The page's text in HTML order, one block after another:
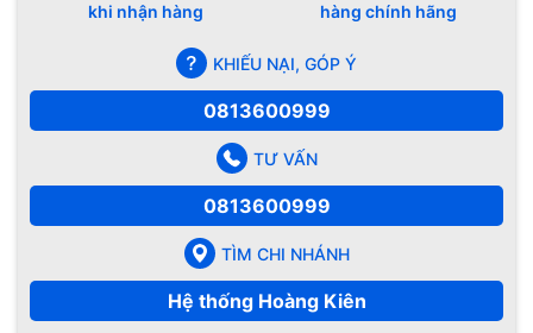
khi nhận hàng
hàng chính hãng
KHIẾU NẠI, GÓP Ý
0813600999
TƯ VẤN
0813600999
TÌM CHI NHÁNH
Hệ thống Hoàng Kiên